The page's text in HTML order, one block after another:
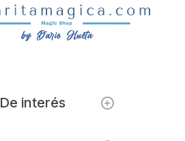
De interés